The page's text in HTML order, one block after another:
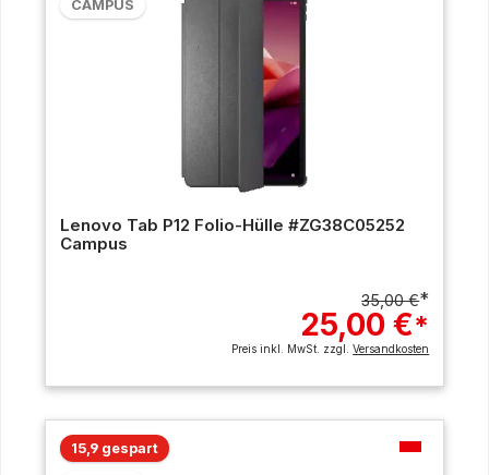
CAMPUS
Lenovo Tab P12 Folio-Hülle #ZG38C05252
Campus
35,00 €*
25,00 €*
Preis inkl. MwSt. zzgl.Versandkosten
15,9 gespart